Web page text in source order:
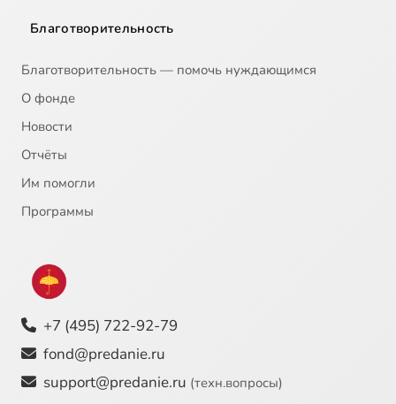
Благотворительность
Благотворительность — помочь нуждающимся
О фонде
Новости
Отчёты
Им помогли
Программы
+7 (495) 722-92-79
fond@predanie.ru
support@predanie.ru (техн.вопросы)